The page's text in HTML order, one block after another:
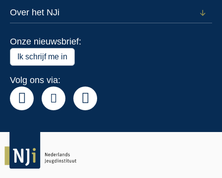
voor
Over het NJi
Open
Onze nieuwsbrief:
Ik schrijf me in
Volg ons via: